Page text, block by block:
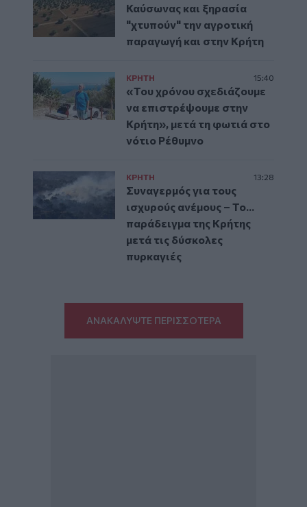
Καύσωνας και ξηρασία
"χτυπούν" την αγροτική
παραγωγή και στην Κρήτη
ΚΡΗΤΗ 15:40
«Του χρόνου σχεδιάζουμε
να επιστρέψουμε στην
Κρήτη», μετά τη φωτιά στο
νότιο Ρέθυμνο
ΚΡΗΤΗ 13:28
Συναγερμός για τους
ισχυρούς ανέμους – Το...
παράδειγμα της Κρήτης
μετά τις δύσκολες
πυρκαγιές
ΑΝΑΚΑΛΥΨΤΕ ΠΕΡΙΣΣΟΤΕΡΑ